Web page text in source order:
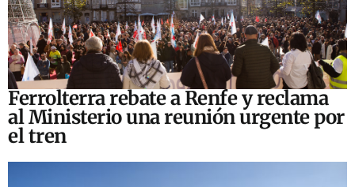
Ferrolterra rebate a Renfe y reclama
al Ministerio una reunión urgente por
el tren